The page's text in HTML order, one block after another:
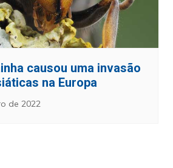
causou uma invasão
na Europa
de 2022